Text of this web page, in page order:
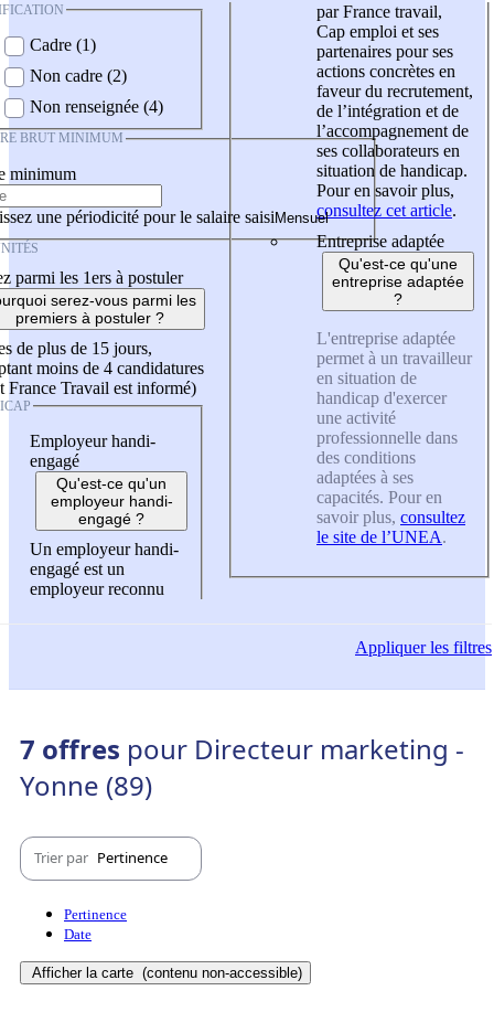
Cadre (1)
Non cadre (2)
Non renseignée (4)
BRUT MINIMUM
minimum
une périodicité pour le salaire saisi
parmi les 1ers à postuler
serez-vous parmi les
premiers à postuler ?
de plus de 15 jours,
moins de 4 candidatures
France Travail est informé)
Employeur handi-
engagé
Qu'est-ce qu'un
employeur handi-
engagé ?
Un employeur handi-
engagé est un
employeur reconnu
par France travail,
Cap emploi et ses
partenaires pour ses
actions concrètes en
faveur du recrutement,
de l’intégration et de
l’accompagnement de
ses collaborateurs en
situation de handicap.
Pour en savoir plus,
consultez cet article.
Entreprise adaptée
Qu'est-ce qu'une
entreprise adaptée
?
L'entreprise adaptée
permet à un travailleur
en situation de
handicap d'exercer
une activité
professionnelle dans
des conditions
adaptées à ses
capacités. Pour en
savoir plus, consultez
le site de l’UNEA.
Appliquerles filtres
7 offres pour Directeur marketing -
Yonne (89)
Trier par Pertinence
Pertinence
Date
Afficher la carte (contenu non-accessible)